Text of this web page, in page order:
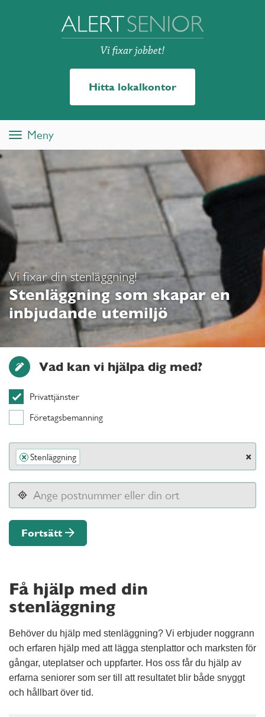
Hitta lokalkontor
ToggleMeny
Vi fixar din stenläggning!
Stenläggning som skapar en
inbjudande utemiljö
Vad kan vi hjälpa dig med?
Privattjänster
Företagsbemanning
×
× Stenläggning
Fortsätt
Få hjälp med din
stenläggning
Behöver du hjälp med stenläggning? Vi erbjuder noggrann
och erfaren hjälp med att lägga stenplattor och marksten för
gångar, uteplatser och uppfarter. Hos oss får du hjälp av
erfarna seniorer som ser till att resultatet blir både snyggt
och hållbart över tid.